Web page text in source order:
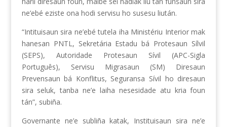
ne’ebé eziste ona hodi servisu ho susesu liután.
“Intituisaun sira ne’ebé tutela iha Ministériu Interior mak
hanesan PNTL, Sekretária Estadu bá Protesaun Sílvil
(SEPS), Autoridade Protesaun Sívil (APC-Sigla
Português), Servisu Migrasaun (SM) Diresaun
Prevensaun bá Konflitus, Seguransa Sívil ho diresaun
sira seluk, tanba ne’e laiha nesesidade atu kria foun
tán”, subiña.
Governante ne’e subliña katak, Instituisaun sira ne’e